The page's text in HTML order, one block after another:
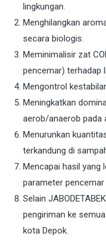
lingkungan.
Menghilangkan
secara biologis.
Meminimalisir zat
pencemar) terhadap
Mengontrol
Meningkatkan
aerob/anaerob pada
Menurunkan
terkandung di
Mencapai hasil yang
parameter pencemar
Selain
pengiriman ke
kota Depok.